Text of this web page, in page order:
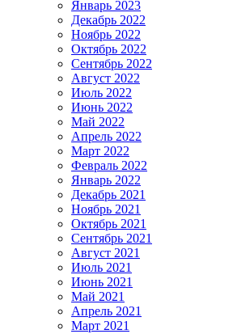
Январь 2023
Декабрь 2022
Ноябрь 2022
Октябрь 2022
Сентябрь 2022
Август 2022
Июль 2022
Июнь 2022
Май 2022
Апрель 2022
Март 2022
Февраль 2022
Январь 2022
Декабрь 2021
Ноябрь 2021
Октябрь 2021
Сентябрь 2021
Август 2021
Июль 2021
Июнь 2021
Май 2021
Апрель 2021
Март 2021